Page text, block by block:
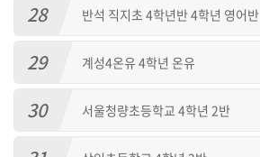
28 반석 직지초 4학년반 4학년 영어반
29 계성4온유 4학년 온유
30 서울청량초등학교 4학년 2반